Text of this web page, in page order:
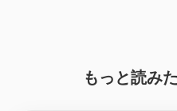
もっと読み